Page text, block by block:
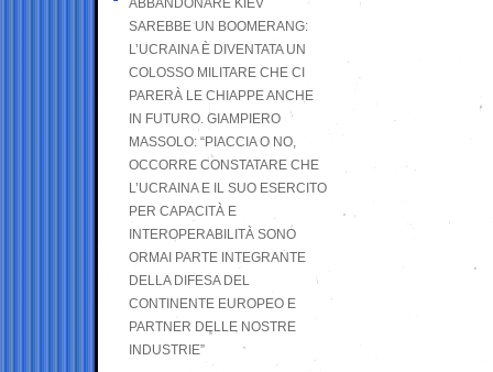
ABBANDONARE KIEV
SAREBBE UN BOOMERANG:
L’UCRAINA È DIVENTATA UN
COLOSSO MILITARE CHE CI
PARERÀ LE CHIAPPE ANCHE
IN FUTURO. GIAMPIERO
MASSOLO: “PIACCIA O NO,
OCCORRE CONSTATARE CHE
L’UCRAINA E IL SUO ESERCITO
PER CAPACITÀ E
INTEROPERABILITÀ SONO
ORMAI PARTE INTEGRANTE
DELLA DIFESA DEL
CONTINENTE EUROPEO E
PARTNER DELLE NOSTRE
INDUSTRIE”